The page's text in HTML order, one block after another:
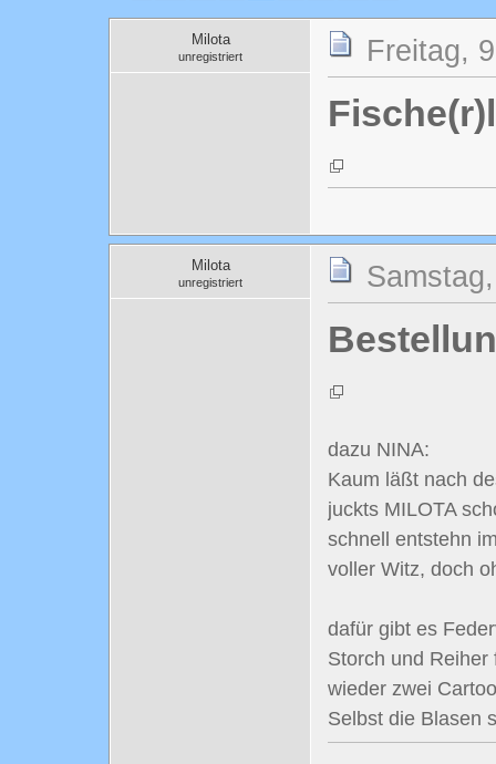
Milota
unregistriert Freitag,
Milota
unregistriert
dazu NINA:
Kaum läßt nach
juckts MILOTA
schnell entstehn
voller Witz, doch
dafür gibt es
Storch und Reiher
wieder zwei
Selbst die Blasen